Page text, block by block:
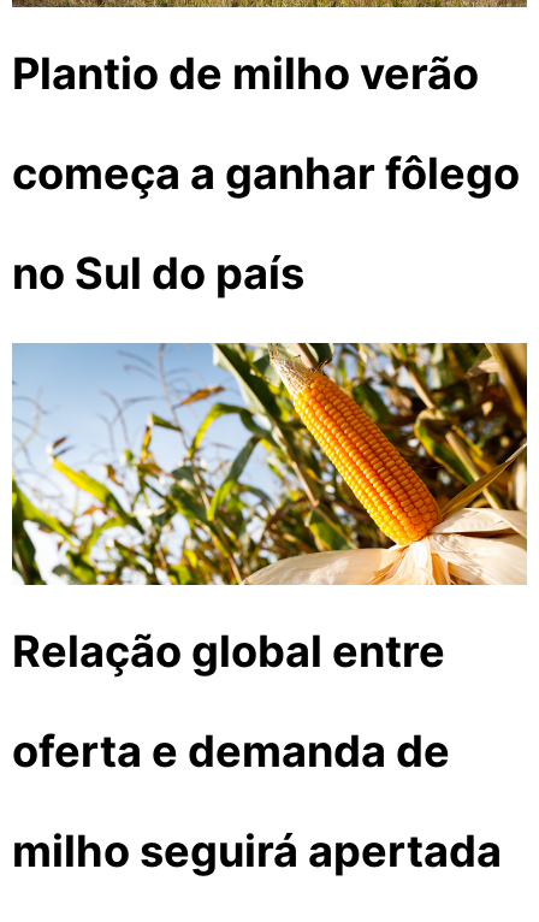
Plantio de milho verão
começa a ganhar fôlego
no Sul do país
Relação global entre
oferta e demanda de
milho seguirá apertada